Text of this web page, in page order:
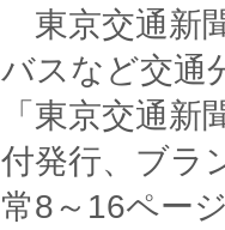
東京交通新
バスなど交通
「東京交通新
付発行、ブラ
常8～16ペー